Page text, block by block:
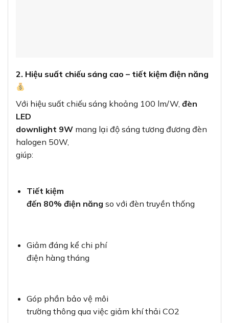
2. Hiệu suất chiếu sáng cao – tiết kiệm điện năng
Với hiệu suất chiếu sáng khoảng 100 lm/W, đèn
LED
downlight 9W mang lại độ sáng tương đương đèn
halogen 50W,
giúp:
Tiết kiệm
đến 80% điện năng so với đèn truyền thống
Giảm đáng kể chi phí
điện hàng tháng
Góp phần bảo vệ môi
trường thông qua việc giảm khí thải CO2